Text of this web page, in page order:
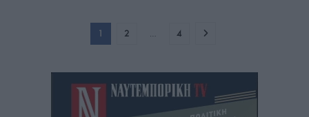
1 2 … 4